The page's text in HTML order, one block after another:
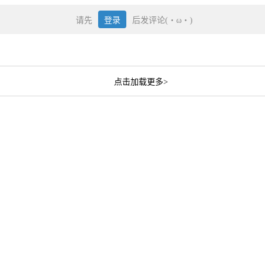
请先 登录 后发评论(・ω・)
点击加载更多>